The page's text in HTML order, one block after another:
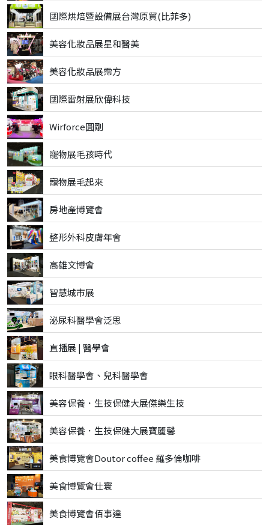
國際烘焙暨設備展台灣原貿(比菲多)
美容化妝品展星和醫美
美容化妝品展霈方
國際雷射展欣偉科技
Wirforce圓剛
寵物展毛孩時代
寵物展毛起來
房地產博覽會
整形外科皮膚年會
高雄文博會
智慧城市展
泌尿科醫學會泛思
直播展 | 醫學會
眼科醫學會、兒科醫學會
美容保養．生技保健大展傑樂生技
美容保養．生技保健大展寶麗馨
美食博覽會Doutor coffee 羅多倫咖啡
美食博覽會仕寰
美食博覽會佰事達